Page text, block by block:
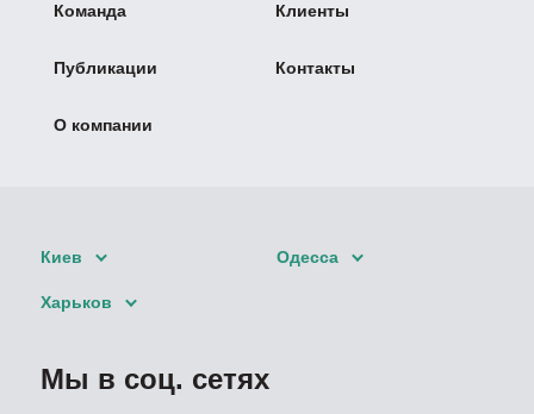
Команда Клиенты
Публикации Контакты
О компании
Киев Одесса
Харьков
Мы в соц. сетях